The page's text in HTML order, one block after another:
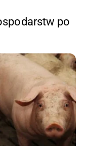
po